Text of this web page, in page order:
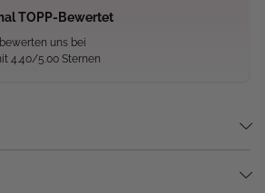
TOPP-Bewertet
uns bei
4.40/5.00 Sternen